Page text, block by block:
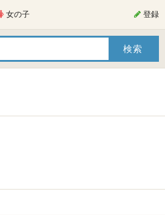
女の子 登録